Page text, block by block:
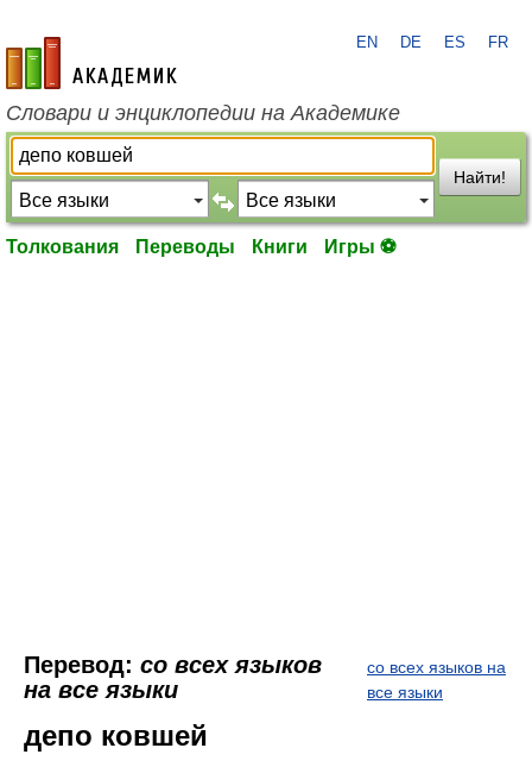
academic.ru
EN DE ES FR
Словари и энциклопедии на Академике
Найти!
Толкования Переводы Книги Игры ⚽
Перевод: со всех языков
на все языки
со всех языков на
все языки
депо ковшей